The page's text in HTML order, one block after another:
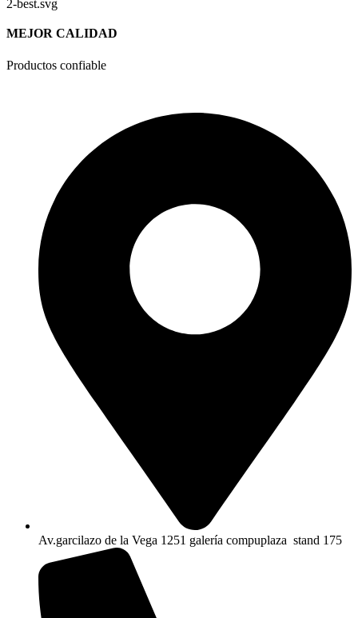
MEJOR CALIDAD
Productos confiable
Av.garcilazo de la Vega 1251 galería compuplaza stand 175